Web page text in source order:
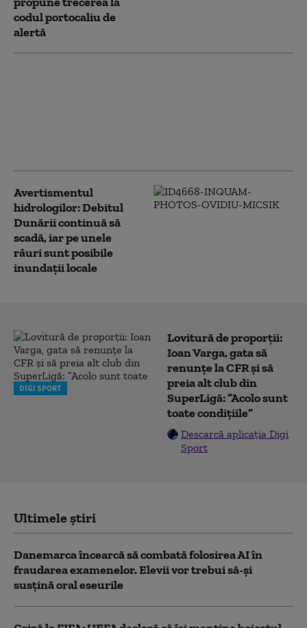
codul portocaliu de
alertă
Avertismentul
hidrologilor: Debitul
Dunării continuă să
scadă, iar pe unele
râuri sunt posibile
inundații locale
DIGI SPORT
Lovitură de proporții:
Ioan Varga, gata să
renunțe la CFR și să
preia alt club din
SuperLigă: ”Acolo sunt
toate condițiile”
Descarcă aplicația Digi
Sport
Ultimele știri
Danemarca încearcă să combată folosirea AI în
fraudarea examenelor. Elevii vor trebui să-şi
susţină oral eseurile